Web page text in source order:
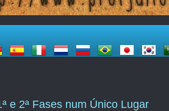
e 2ª Fases num Único Lugar